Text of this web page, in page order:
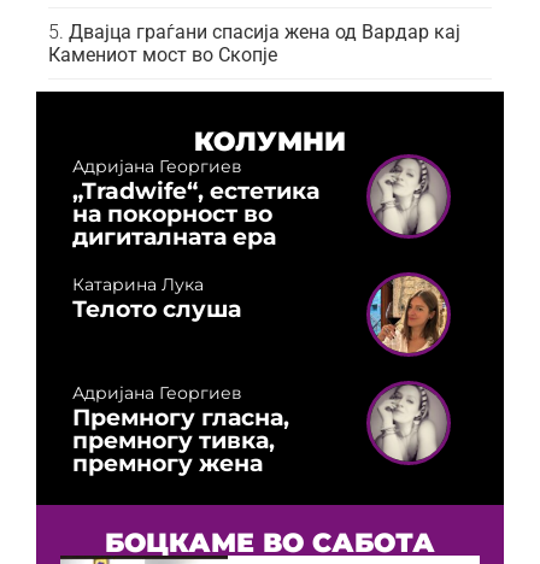
Двајца граѓани спасија жена од Вардар кај
Камениот мост во Скопје
КОЛУМНИ
Адријана Георгиев
„Tradwife“, естетика
на покорност во
дигиталната ера
Катарина Лука
Телото слуша
Адријана Георгиев
Премногу гласна,
премногу тивка,
премногу жена
БОЦКАМЕ ВО САБОТА